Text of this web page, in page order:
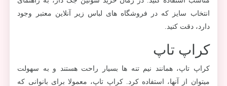
انتخاب سایز که در فروشگاه های لباس زیر آنلاین معتبر وجود
دارد، دقت کنید.
کراپ تاپ
کراپ تاپ، همانند نیم تنه ها بسیار راحت هستند و به سهولت
میتوان از آنها، استفاده کرد. کراپ تاپ، معمولا برای بانوانی که